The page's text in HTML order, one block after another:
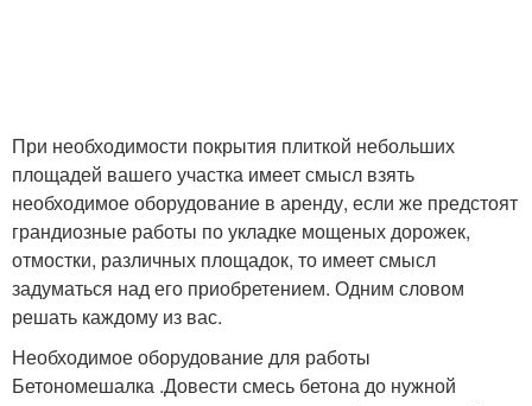
При необходимости покрытия плиткой небольших
площадей вашего участка имеет смысл взять
необходимое оборудование в аренду, если же предстоят
грандиозные работы по укладке мощеных дорожек,
отмостки, различных площадок, то имеет смысл
задуматься над его приобретением. Одним словом
решать каждому из вас.
Необходимое оборудование для работы
Бетономешалка .Довести смесь бетона до нужной